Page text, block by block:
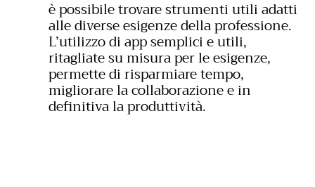
è possibile trovare strumenti utili adatti
alle diverse esigenze della professione.
L’utilizzo di app semplici e utili,
ritagliate su misura per le esigenze,
permette di risparmiare tempo,
migliorare la collaborazione e in
definitiva la produttività.